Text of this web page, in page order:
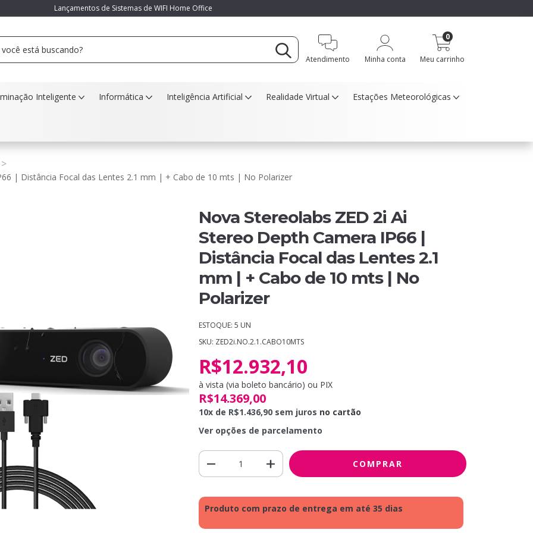
Lançamentos de Sistemas de WIFI Home Office
Atendimento Minha conta Meu carrinho
0
Inteligente Informática Inteligência Artificial Realidade Virtual Estações Meteorológicas
>
| Distância Focal das Lentes 2.1 mm | + Cabo de 10 mts | No Polarizer
Nova Stereolabs ZED 2i Ai
Stereo Depth Camera IP66 |
Distância Focal das Lentes 2.1
mm | + Cabo de 10 mts | No
Polarizer
ESTOQUE: 5 UN
SKU: ZED2i.NO.2.1.CABO10MTS
R$12.932,10
à vista (via boleto bancário) ou PIX
R$14.369,00
10x de R$1.436,90 sem juros no cartão
Ver opções de parcelamento
Produto com prazo de entrega em até 35 dias